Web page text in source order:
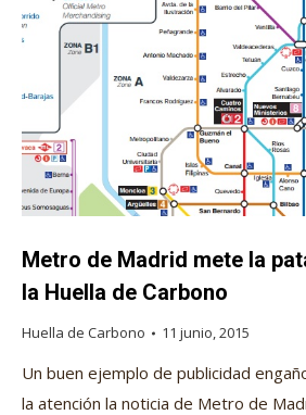
Metro de Madrid mete la
la Huella de Carbono
Huella de Carbono 11 junio, 2015
Un buen ejemplo de publicidad
la atención la noticia de Metro de